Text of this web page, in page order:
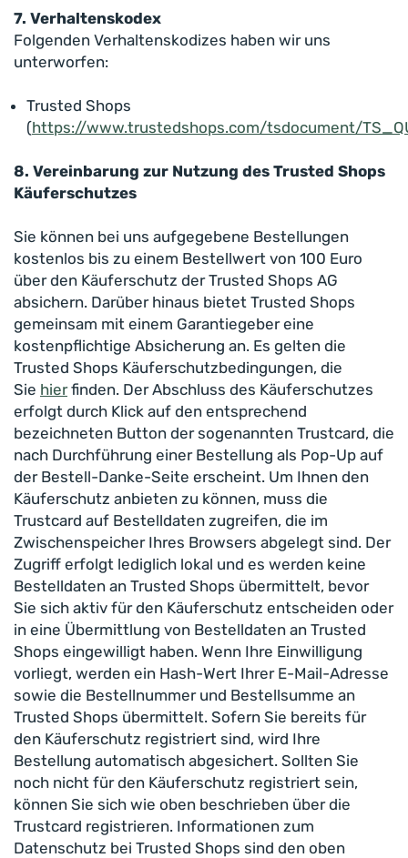
7. Verhaltenskodex​​​​​​​
Folgenden Verhaltenskodizes haben wir uns
unterworfen:
Trusted Shops
(https://www.trustedshops.com/tsdocument/
8. Vereinbarung zur Nutzung des Trusted Shops
Käuferschutzes
Sie können bei uns aufgegebene Bestellungen
kostenlos bis zu einem Bestellwert von 100 Euro
über den Käuferschutz der Trusted Shops AG
absichern. Darüber hinaus bietet Trusted Shops
gemeinsam mit einem Garantiegeber eine
kostenpflichtige Absicherung an. Es gelten die
Trusted Shops Käuferschutzbedingungen, die
Sie hierfinden. Der Abschluss des Käuferschutzes
erfolgt durch Klick auf den entsprechend
bezeichneten Button der sogenannten Trustcard, die
nach Durchführung einer Bestellung als Pop-Up auf
der Bestell-Danke-Seite erscheint. Um Ihnen den
Käuferschutz anbieten zu können, muss die
Trustcard auf Bestelldaten zugreifen, die im
Zwischenspeicher Ihres Browsers abgelegt sind. Der
Zugriff erfolgt lediglich lokal und es werden keine
Bestelldaten an Trusted Shops übermittelt, bevor
Sie sich aktiv für den Käuferschutz entscheiden oder
in eine Übermittlung von Bestelldaten an Trusted
Shops eingewilligt haben. Wenn Ihre Einwilligung
vorliegt, werden ein Hash-Wert Ihrer E-Mail-Adresse
sowie die Bestellnummer und Bestellsumme an
Trusted Shops übermittelt. Sofern Sie bereits für
den Käuferschutz registriert sind, wird Ihre
Bestellung automatisch abgesichert. Sollten Sie
noch nicht für den Käuferschutz registriert sein,
können Sie sich wie oben beschrieben über die
Trustcard registrieren. Informationen zum
Datenschutz bei Trusted Shops sind den oben